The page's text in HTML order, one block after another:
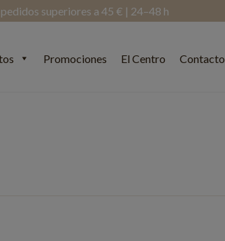
superiores a 45 € | 24–48 h
Promociones El Centro Contacto